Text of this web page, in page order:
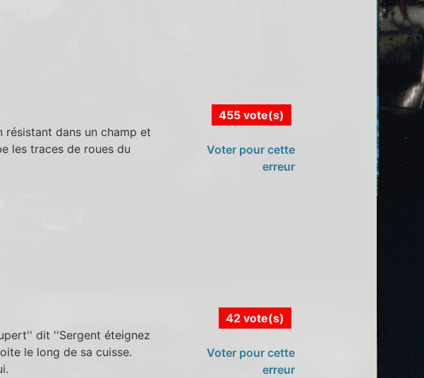
résistant dans un champ et
les traces de roues du
455 vote(s)
Voter pour cette
erreur
dit ''Sergent éteignez
le long de sa cuisse.
42 vote(s)
Voter pour cette
erreur